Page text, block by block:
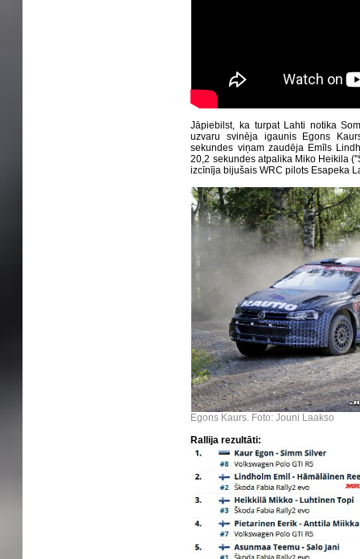
Jāpiebilst, ka turpat Lahti notika
uzvaru svinēja igaunis Egons
sekundes viņam zaudēja Emīls
20,2 sekundes atpalika Miko Heikila
izcīnīja bijušais WRC pilots Esapeka
Egons Kaurs. Foto: Jouni Laakso
Rallija rezultāti: